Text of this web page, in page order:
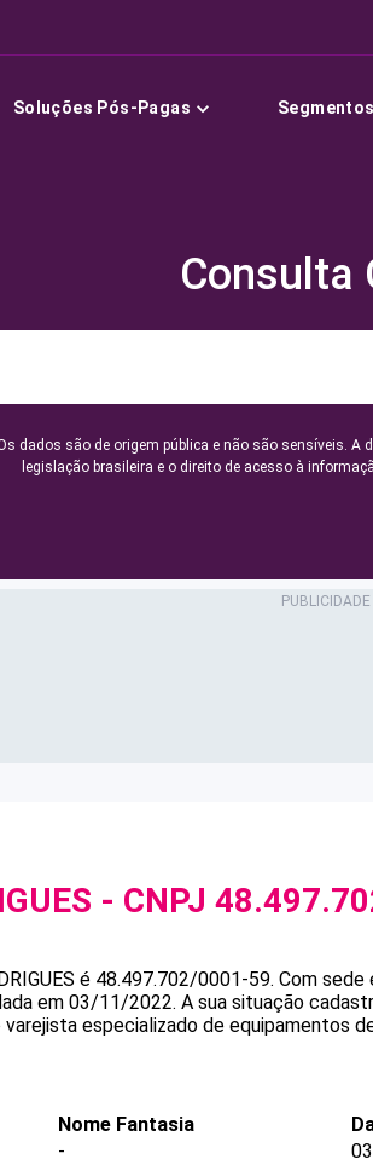
Soluções Pós-Pagas Segmentos
Consulta
dados são de origem pública e não são sensíveis. A
legislação brasileira e o direito de acesso à
- CNPJ
é 48.497.702/0001-59. Com sede
em 03/11/2022. A sua situação
especializado de equipamentos
Nome Fantasia
-